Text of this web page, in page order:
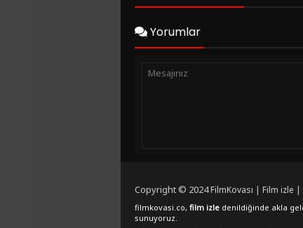
Yorumlar
Copyright © 2024FilmKovası | Film izle |
filmkovasi.co, film izle denildiğinde akla
sunuyoruz.